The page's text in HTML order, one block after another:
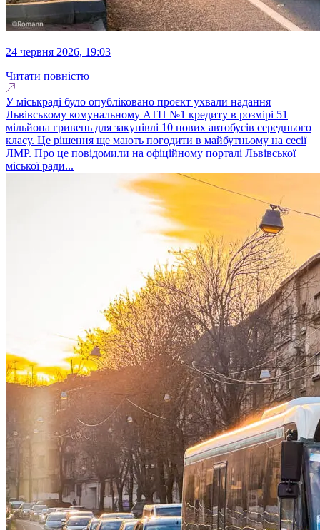
24 червня 2026, 19:03
Читати повністю
У міськраді було опубліковано проєкт ухвали надання
Львівському комунальному АТП №1 кредиту в розмірі 51
мільйона гривень для закупівлі 10 нових автобусів середнього
класу. Це рішення ще мають погодити в майбутньому на сесії
ЛМР. Про це повідомили на офіційному порталі Львівської
міської ради...